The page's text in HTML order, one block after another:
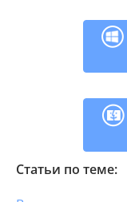
Статьи по теме: